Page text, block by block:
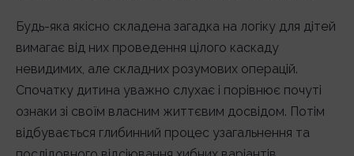
Будь-яка якісно складена загадка на логіку для дітей
вимагає від них проведення цілого каскаду
невидимих, але складних розумових операцій.
Спочатку дитина уважно слухає і порівнює почуті
ознаки зі своїм власним життєвим досвідом. Потім
відбувається глибинний процес узагальнення та